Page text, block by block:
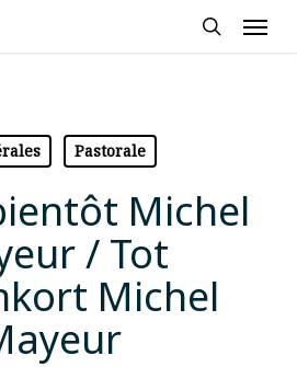
Pastorale
Michel
/ Tot
Michel